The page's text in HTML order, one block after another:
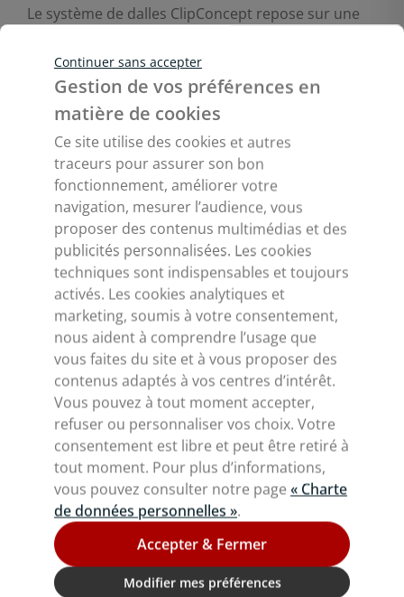
Le système de dalles ClipConcept repose sur une
un chantier à l'avancée rapide et sans poussière.
Par ailleurs, les dalles de rénovation plafond et
mur permettent de conserver un espace sous-
plafond dans lequel passer câbles et gaines
électriques ou électroniques. Également, en cas de
maintenance, les dalles sont indépendantes les
unes des autres, ce qui facilite l'accès à l'endroit
nécessitant entretien.
Rénovez vos murs et
plafonds avec les dalles
Clipconcept
Faire le choix des dalles pour rénovation plafond et
mur ClipConcept, c'est opter pour des solutions
performantes et esthétiques, conçues avec soin en
France. Notre gamme de dalles se décline en une
grande variété de matériaux (plafond miroir, dalle
plafond bois, corian, zinc, dalle aluminium, etc.) et
de finitions (laqué, brossé, mat, etc.). Nous
proposons également des solutions techniques,
telles que deshaut-parleurs pour plafondou des
options acoustiques. Produites pour durer, les
dalles ClipConcept s'adaptent parfaitement à tous
types de lieux.
Continuer sans accepter
Gestion de vos préférences en
matière de cookies
Ce site utilise des cookies et autres
traceurs pour assurer son bon
fonctionnement, améliorer votre
navigation, mesurer l’audience, vous
proposer des contenus multimédias et des
publicités personnalisées. Les cookies
techniques sont indispensables et toujours
activés. Les cookies analytiques et
marketing, soumis à votre consentement,
nous aident à comprendre l’usage que
vous faites du site et à vous proposer des
contenus adaptés à vos centres d’intérêt.
Vous pouvez à tout moment accepter,
refuser ou personnaliser vos choix. Votre
consentement est libre et peut être retiré à
tout moment. Pour plus d’informations,
vous pouvez consulter notre page « Charte
de données personnelles ».
Accepter & Fermer
Modifier mes préférences